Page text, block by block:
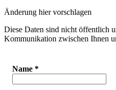
Änderung hier vorschlagen
Diese Daten sind nicht öffentlich
Kommunikation zwischen Ihnen
Name *